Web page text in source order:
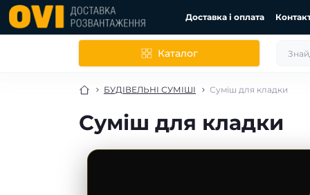
Доставка і оплата
Каталог
БУДІВЕЛЬНІ СУМІШІ Суміш для кладки
Суміш для кладки